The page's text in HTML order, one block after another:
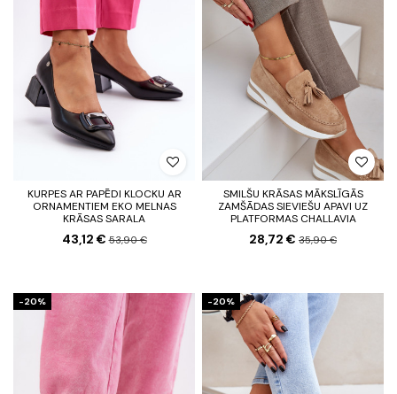
KURPES AR PAPĒDI KLOCKU AR
ORNAMENTIEM EKO MELNAS
KRĀSAS SARALA
43,12 €53,90 €
SMILŠU KRĀSAS MĀKSLĪGĀS
ZAMŠĀDAS SIEVIEŠU APAVI UZ
PLATFORMAS CHALLAVIA
28,72 € 35,90 €
-20% -20%